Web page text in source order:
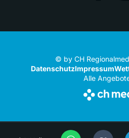
© by CH
DatenschutzImpressum
Alle